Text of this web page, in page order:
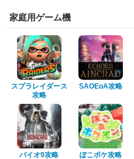
家庭用ゲーム機
スプラレイダース
攻略
SAOEoA攻略
バイオ9攻略 ぽこポケ攻略